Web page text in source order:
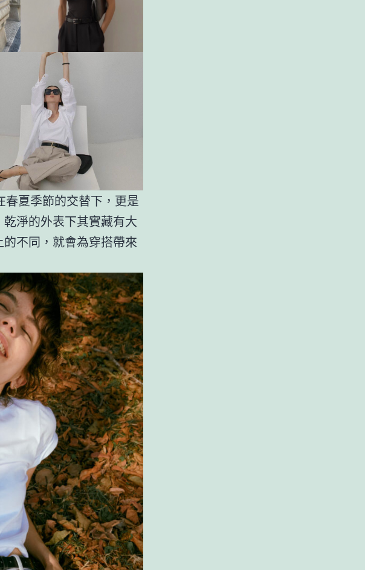
夏季節的交替下，更是
淨的外表下其實藏有大
不同，就會為穿搭帶來